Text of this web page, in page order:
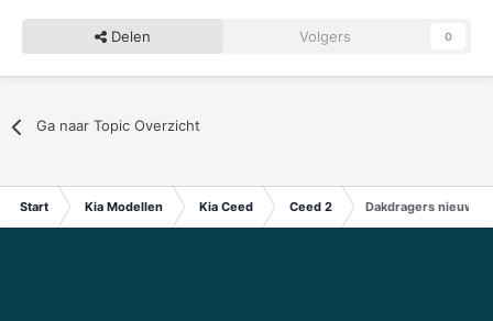
Delen Volgers 0
Ga naar Topic Overzicht
Start Kia Modellen Kia Ceed Ceed 2 Dakdragers nieuwe